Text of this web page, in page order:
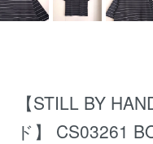
【STILL BY
ド】 CS03261